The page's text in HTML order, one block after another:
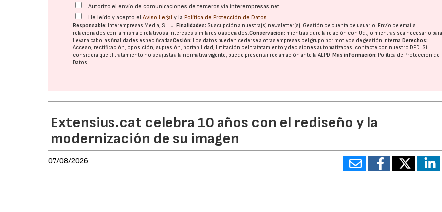
Autorizo el envío de comunicaciones de terceros vía interempresas.net
He leído y acepto elAviso Legal y la Política de Protección de Datos
Responsable: Interempresas Media, S.L.U.Finalidades: Suscripción a nuestra(s) newsletter(s). Gestión de cuenta de usuario. Envío de emails
relacionados con la misma o relativos a intereses similares o asociados.Conservación: mientras dure la relación con Ud., o mientras sea necesario para
llevar a cabo las finalidades especificadasCesión: Los datos pueden cederse a otras empresas del grupo por motivos de gestión interna.Derechos:
Acceso, rectificación, oposición, supresión, portabilidad, limitación del tratatamiento y decisiones automatizadas: contacte con nuestro DPD. Si
considera que el tratamiento no se ajusta a la normativa vigente, puede presentar reclamación ante laAEPD.Más información: Política de Protección de
Datos
Extensius.cat celebra 10 años con el rediseño y la
modernización de su imagen
07/08/2026